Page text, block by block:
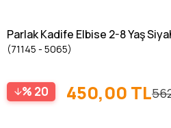
Parlak Kadife Elbise 2-8 Yaş
(71145 - 5065)
20 450,00 TL